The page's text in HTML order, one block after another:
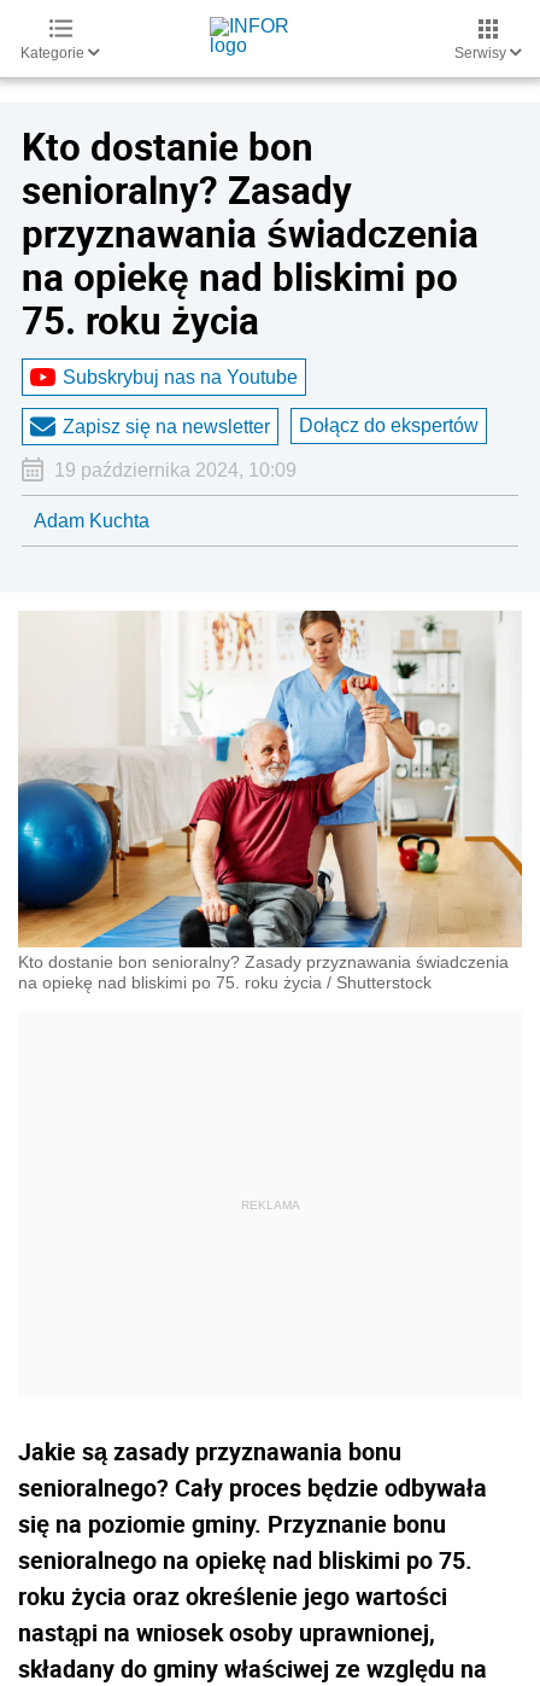
Kategorie Serwisy
Kto dostanie bon
senioralny? Zasady
przyznawania świadczenia
na opiekę nad bliskimi po
75. roku życia
Subskrybuj nas na Youtube
Zapisz się na newsletter Dołącz do ekspertów
19 października 2024, 10:09
Adam Kuchta
Kto dostanie bon senioralny? Zasady przyznawania świadczenia
na opiekę nad bliskimi po 75. roku życia / Shutterstock
Jakie są zasady przyznawania bonu
senioralnego? Cały proces będzie odbywała
się na poziomie gminy. Przyznanie bonu
senioralnego na opiekę nad bliskimi po 75.
roku życia oraz określenie jego wartości
nastąpi na wniosek osoby uprawnionej,
składany do gminy właściwej ze względu na